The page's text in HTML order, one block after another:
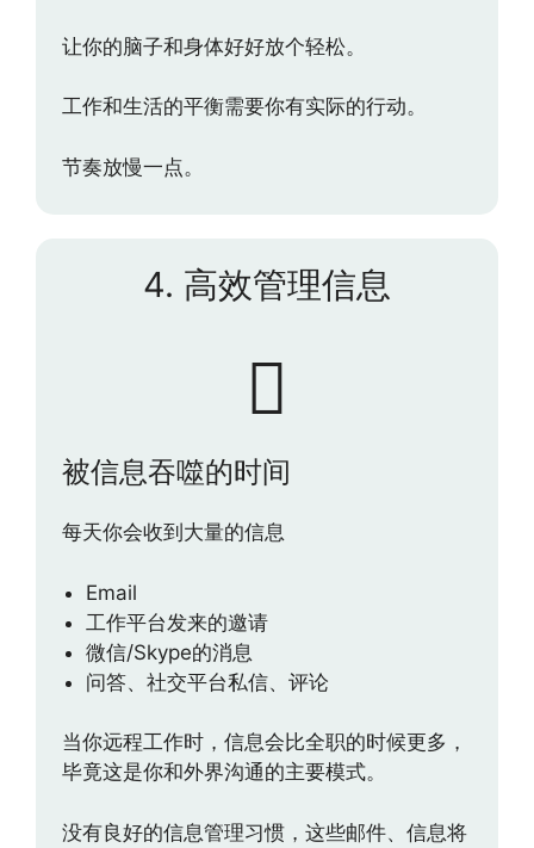
让你的脑子和身体好好放个轻松。
工作和生活的平衡需要你有实际的行动。
节奏放慢一点。
4. 高效管理信息
被信息吞噬的时间
每天你会收到大量的信息
Email
工作平台发来的邀请
微信/Skype的消息
问答、社交平台私信、评论
当你远程工作时，信息会比全职的时候更多，
毕竟这是你和外界沟通的主要模式。
没有良好的信息管理习惯，这些邮件、信息将